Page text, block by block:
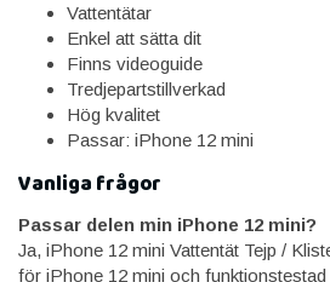
Vattentätar
Enkel att sätta dit
Finns videoguide
Tredjepartstillverkad
Hög kvalitet
Passar: iPhone 12 mini
Vanliga frågor
Passar delen min iPhone 12 mini?
Ja, iPhone 12 mini Vattentät Tejp /
för iPhone 12 mini och